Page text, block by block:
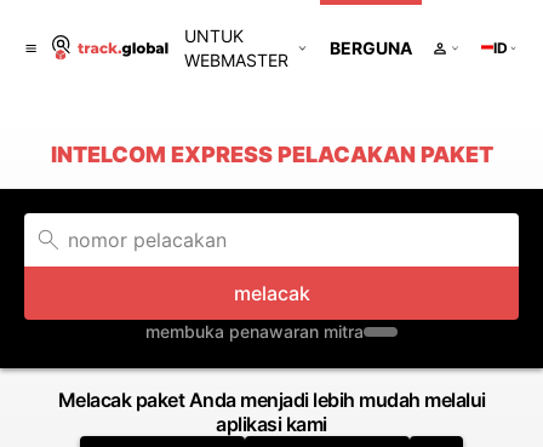
UNTUK
WEBMASTER
BERGUNA ID
INTELCOM EXPRESS PELACAKAN PAKET
melacak
membuka penawaran mitra
Melacak paket Anda menjadi lebih mudah melalui
aplikasi kami